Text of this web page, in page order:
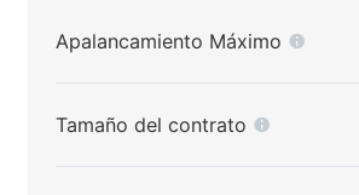
Apalancamiento Máximo
Tamaño del contrato